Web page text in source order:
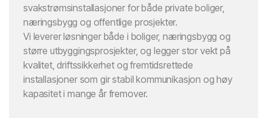
svakstrømsinstallasjoner for både private boliger,
næringsbygg og offentlige prosjekter.
Vi leverer løsninger både i boliger, næringsbygg og
større utbyggingsprosjekter, og legger stor vekt på
kvalitet, driftssikkerhet og fremtidsrettede
installasjoner som gir stabil kommunikasjon og høy
kapasitet i mange år fremover.